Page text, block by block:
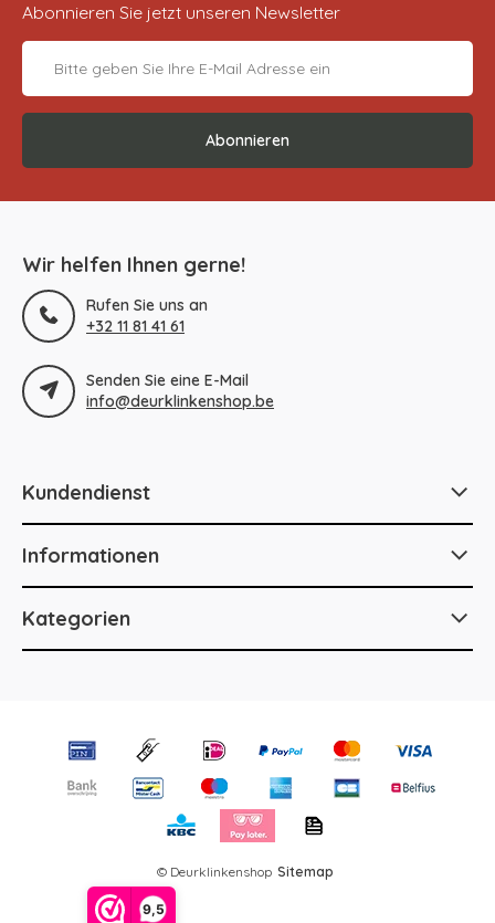
9,5
Abonnieren Sie jetzt unseren Newsletter
Abonnieren
Wir helfen Ihnen gerne!
Rufen Sie uns an
+32 11 81 41 61
Senden Sie eine E-Mail
info@deurklinkenshop.be
Kundendienst
Informationen
Kategorien
© Deurklinkenshop Sitemap